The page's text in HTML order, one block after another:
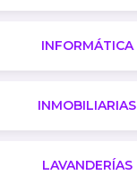
INFORMÁTICA
INMOBILIARIAS
LAVANDERÍAS